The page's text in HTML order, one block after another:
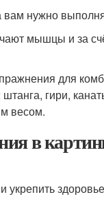
нужно
мышцы и за
для
гири,
весом.
в